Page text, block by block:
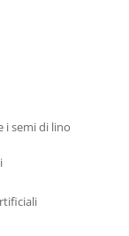
i semi di lino